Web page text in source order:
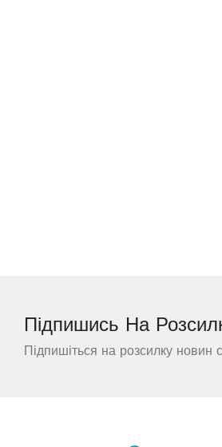
Підпишись На
Підпишіться на розсилку новин